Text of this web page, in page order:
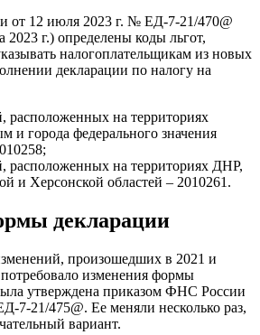
от 12 июля 2023 г. № ЕД-7-21/470@
2023 г.) определены коды льгот,
налогоплательщикам из новых
декларации по налогу на
расположенных на территориях
и города федерального значения
расположенных на территориях ДНР,
и Херсонской областей – 2010261.
декларации
произошедших в 2021 и
изменения формы
утверждена приказом ФНС России
7-21/475@. Ее меняли несколько раз,
вариант.